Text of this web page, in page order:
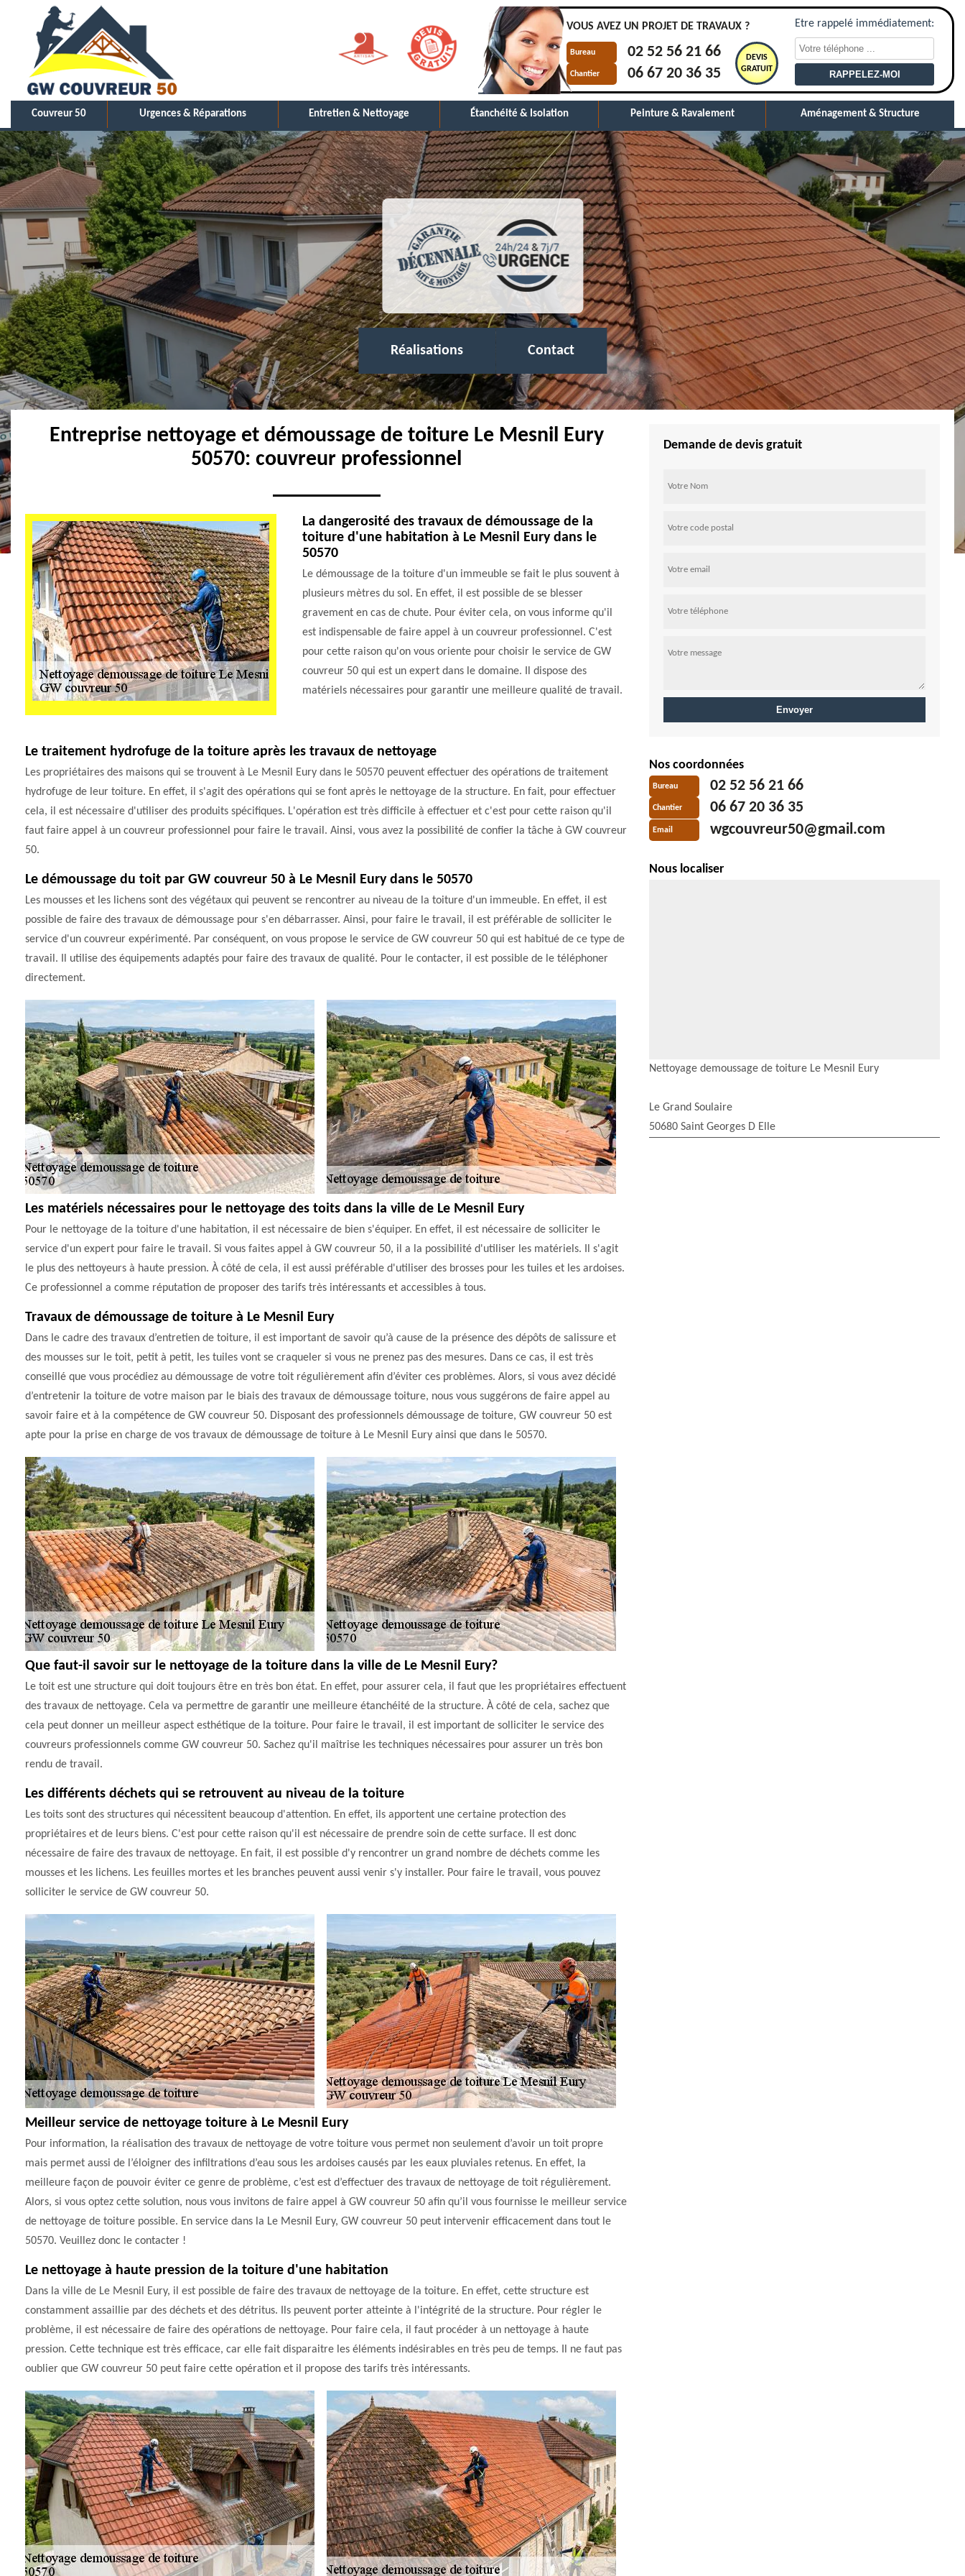
VOUS AVEZ UN PROJET DE TRAVAUX ?
Bureau 02 52 56 21 66
Chantier 06 67 20 36 35
DEVIS
GRATUIT
Etre rappelé immédiatement:
Couvreur 50 Urgences & Réparations Entretien & Nettoyage Étanchéité & Isolation Peinture & Ravalement Aménagement & Structure
Réalisations Contact
Entreprise nettoyage et démoussage de toiture Le Mesnil Eury
50570: couvreur professionnel
La dangerosité des travaux de démoussage de la
toiture d'une habitation à Le Mesnil Eury dans le
50570
Le démoussage de la toiture d'un immeuble se fait le plus souvent à
plusieurs mètres du sol. En effet, il est possible de se blesser
gravement en cas de chute. Pour éviter cela, on vous informe qu'il
est indispensable de faire appel à un couvreur professionnel. C'est
pour cette raison qu'on vous oriente pour choisir le service de GW
couvreur 50 qui est un expert dans le domaine. Il dispose des
matériels nécessaires pour garantir une meilleure qualité de travail.
Le traitement hydrofuge de la toiture après les travaux de nettoyage
Les propriétaires des maisons qui se trouvent à Le Mesnil Eury dans le 50570 peuvent effectuer des opérations de traitement
hydrofuge de leur toiture. En effet, il s'agit des opérations qui se font après le nettoyage de la structure. En fait, pour effectuer
cela, il est nécessaire d'utiliser des produits spécifiques. L'opération est très difficile à effectuer et c'est pour cette raison qu'il
faut faire appel à un couvreur professionnel pour faire le travail. Ainsi, vous avez la possibilité de confier la tâche à GW couvreur
50.
Le démoussage du toit par GW couvreur 50 à Le Mesnil Eury dans le 50570
Les mousses et les lichens sont des végétaux qui peuvent se rencontrer au niveau de la toiture d'un immeuble. En effet, il est
possible de faire des travaux de démoussage pour s'en débarrasser. Ainsi, pour faire le travail, il est préférable de solliciter le
service d'un couvreur expérimenté. Par conséquent, on vous propose le service de GW couvreur 50 qui est habitué de ce type de
travail. Il utilise des équipements adaptés pour faire des travaux de qualité. Pour le contacter, il est possible de le téléphoner
directement.
Les matériels nécessaires pour le nettoyage des toits dans la ville de Le Mesnil Eury
Pour le nettoyage de la toiture d'une habitation, il est nécessaire de bien s'équiper. En effet, il est nécessaire de solliciter le
service d'un expert pour faire le travail. Si vous faites appel à GW couvreur 50, il a la possibilité d'utiliser les matériels. Il s'agit
le plus des nettoyeurs à haute pression. À côté de cela, il est aussi préférable d'utiliser des brosses pour les tuiles et les ardoises.
Ce professionnel a comme réputation de proposer des tarifs très intéressants et accessibles à tous.
Travaux de démoussage de toiture à Le Mesnil Eury
Dans le cadre des travaux d’entretien de toiture, il est important de savoir qu’à cause de la présence des dépôts de salissure et
des mousses sur le toit, petit à petit, les tuiles vont se craqueler si vous ne prenez pas des mesures. Dans ce cas, il est très
conseillé que vous procédiez au démoussage de votre toit régulièrement afin d’éviter ces problèmes. Alors, si vous avez décidé
d’entretenir la toiture de votre maison par le biais des travaux de démoussage toiture, nous vous suggérons de faire appel au
savoir faire et à la compétence de GW couvreur 50. Disposant des professionnels démoussage de toiture, GW couvreur 50 est
apte pour la prise en charge de vos travaux de démoussage de toiture à Le Mesnil Eury ainsi que dans le 50570.
Que faut-il savoir sur le nettoyage de la toiture dans la ville de Le Mesnil Eury?
Le toit est une structure qui doit toujours être en très bon état. En effet, pour assurer cela, il faut que les propriétaires effectuent
des travaux de nettoyage. Cela va permettre de garantir une meilleure étanchéité de la structure. À côté de cela, sachez que
cela peut donner un meilleur aspect esthétique de la toiture. Pour faire le travail, il est important de solliciter le service des
couvreurs professionnels comme GW couvreur 50. Sachez qu'il maîtrise les techniques nécessaires pour assurer un très bon
rendu de travail.
Les différents déchets qui se retrouvent au niveau de la toiture
Les toits sont des structures qui nécessitent beaucoup d'attention. En effet, ils apportent une certaine protection des
propriétaires et de leurs biens. C'est pour cette raison qu'il est nécessaire de prendre soin de cette surface. Il est donc
nécessaire de faire des travaux de nettoyage. En fait, il est possible d'y rencontrer un grand nombre de déchets comme les
mousses et les lichens. Les feuilles mortes et les branches peuvent aussi venir s'y installer. Pour faire le travail, vous pouvez
solliciter le service de GW couvreur 50.
Meilleur service de nettoyage toiture à Le Mesnil Eury
Pour information, la réalisation des travaux de nettoyage de votre toiture vous permet non seulement d’avoir un toit propre
mais permet aussi de l’éloigner des infiltrations d’eau sous les ardoises causés par les eaux pluviales retenus. En effet, la
meilleure façon de pouvoir éviter ce genre de problème, c’est est d’effectuer des travaux de nettoyage de toit régulièrement.
Alors, si vous optez cette solution, nous vous invitons de faire appel à GW couvreur 50 afin qu’il vous fournisse le meilleur service
de nettoyage de toiture possible. En service dans la Le Mesnil Eury, GW couvreur 50 peut intervenir efficacement dans tout le
50570. Veuillez donc le contacter !
Le nettoyage à haute pression de la toiture d'une habitation
Dans la ville de Le Mesnil Eury, il est possible de faire des travaux de nettoyage de la toiture. En effet, cette structure est
constamment assaillie par des déchets et des détritus. Ils peuvent porter atteinte à l'intégrité de la structure. Pour régler le
problème, il est nécessaire de faire des opérations de nettoyage. Pour faire cela, il faut procéder à un nettoyage à haute
pression. Cette technique est très efficace, car elle fait disparaitre les éléments indésirables en très peu de temps. Il ne faut pas
oublier que GW couvreur 50 peut faire cette opération et il propose des tarifs très intéressants.
Demande de devis gratuit
Nos coordonnées
Bureau 02 52 56 21 66
Chantier 06 67 20 36 35
Email wgcouvreur50@gmail.com
Nous localiser
Nettoyage demoussage de toiture Le Mesnil Eury
Le Grand Soulaire
50680 Saint Georges D Elle